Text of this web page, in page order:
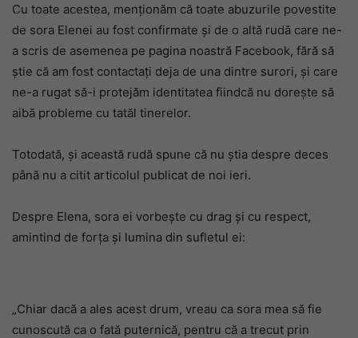
Cu toate acestea, menționăm că toate abuzurile povestite
de sora Elenei au fost confirmate și de o altă rudă care ne-
a scris de asemenea pe pagina noastră Facebook, fără să
știe că am fost contactați deja de una dintre surori, și care
ne-a rugat să-i protejăm identitatea fiindcă nu dorește să
aibă probleme cu tatăl tinerelor.
Totodată, și această rudă spune că nu știa despre deces
până nu a citit articolul publicat de noi ieri.
Despre Elena, sora ei vorbește cu drag și cu respect,
amintind de forța și lumina din sufletul ei:
„Chiar dacă a ales acest drum, vreau ca sora mea să fie
cunoscută ca o fată puternică, pentru că a trecut prin